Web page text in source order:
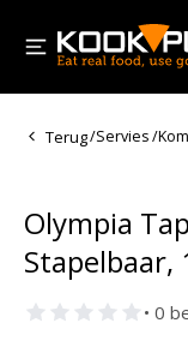
Terug/Servies/
Olympia
Stapelbaar,
• 0